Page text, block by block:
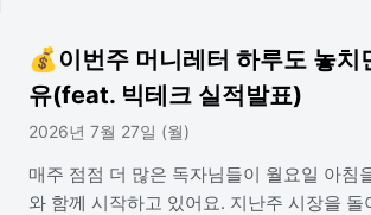
💰이번주 머니레터 하루도 놓치
유(feat. 빅테크 실적발표)
2026년 7월 27일 (월)
매주 점점 더 많은 독자님들이 월요일 아침
와 함께 시작하고 있어요. 지난주 시장을 돌